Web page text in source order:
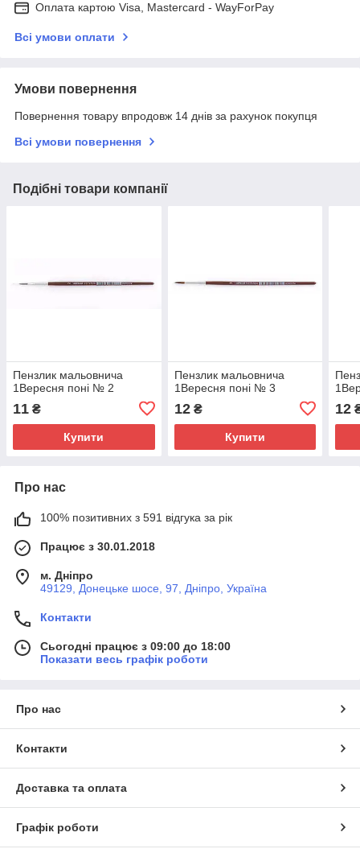
Оплата картою Visa, Mastercard - WayForPay
Всі умови оплати
Умови повернення
Повернення товару впродовж 14 днів за рахунок покупця
Всі умови повернення
Подібні товари компанії
Пензлик мальовнича
1Вересня поні № 2
11 ₴
Купити
Пензлик мальовнича
1Вересня поні № 3
12₴
Купити
12
Про нас
100% позитивних з 591 відгука за рік
Працює з 30.01.2018
м. Дніпро
49129, Донецьке шосе, 97, Дніпро, Україна
Контакти
Сьогодні працює з 09:00 до 18:00
Показати весь графік роботи
Про нас
Контакти
Доставка та оплата
Графік роботи